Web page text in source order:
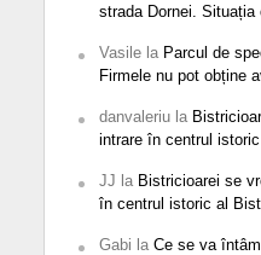
strada Dornei.
Vasilela Parcul de
Firmele nu pot obține
danvaleriula
intrare în centrul
JJ la Bistricioarei se
în centrul istoric al
Gabi la Ce se va